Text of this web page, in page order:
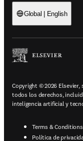
Global | English
Copyright © 2026 Elsevier,
todos los derechos,
inteligencia artificial y
Terms & Conditions
Política de